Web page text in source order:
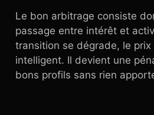
Le bon arbitrage consiste
passage entre intérêt et
transition se dégrade, le prix
intelligent. Il devient une
bons profils sans rien